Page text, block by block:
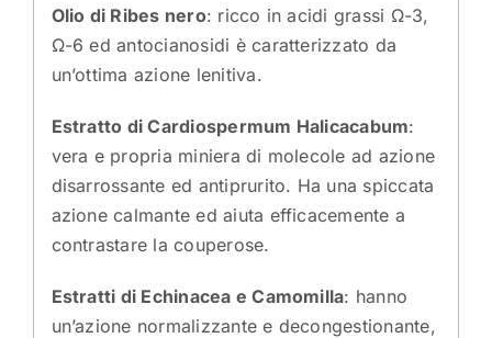
Olio di Ribes nero: ricco in acidi grassi Ω-3,
Ω-6 ed antocianosidi è caratterizzato da
un’ottima azione lenitiva.
Estratto di Cardiospermum Halicacabum:
vera e propria miniera di molecole ad azione
disarrossante ed antiprurito. Ha una spiccata
azione calmante ed aiuta efficacemente a
contrastare la couperose.
Estratti di Echinacea e Camomilla: hanno
un’azione normalizzante e decongestionante,